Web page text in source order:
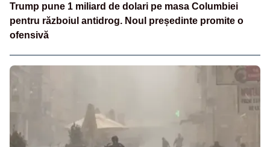
Trump pune 1 miliard de dolari pe masa Columbiei
pentru războiul antidrog. Noul președinte promite o
ofensivă